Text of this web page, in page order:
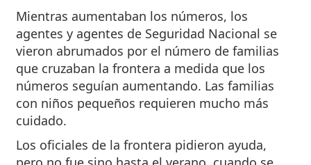
Mientras aumentaban los números, los
agentes y agentes de Seguridad Nacional se
vieron abrumados por el número de familias
que cruzaban la frontera a medida que los
números seguían aumentando. Las familias
con niños pequeños requieren mucho más
cuidado.
Los oficiales de la frontera pidieron ayuda,